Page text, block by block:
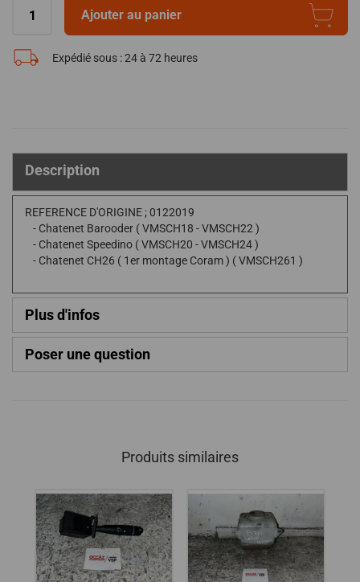
Ajouter au panier
Expédié sous :24 à 72 heures
Description
REFERENCE D'ORIGINE ; 0122019
- Chatenet Barooder ( VMSCH18 - VMSCH22 )
- Chatenet Speedino ( VMSCH20 - VMSCH24 )
- Chatenet CH26 ( 1er montage Coram ) ( VMSCH261 )
Plus d'infos
Poser une question
Produits similaires